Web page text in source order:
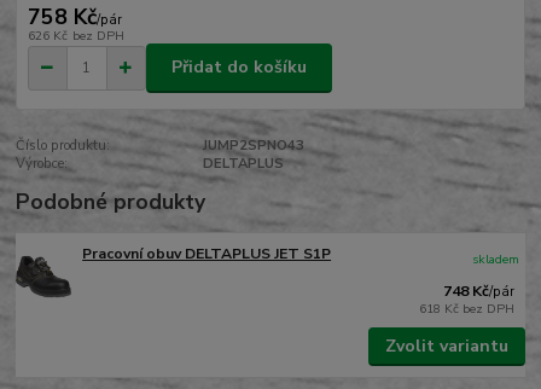
758 Kč/pár
626 Kč bez DPH
Přidat do košíku
Číslo produktu:
JUMP2SPNO43
Výrobce:
DELTAPLUS
Podobné produkty
Pracovní obuv DELTAPLUS JET S1P
748 Kč/pár
618 Kč bez DPH
skladem
Zvolit variantu